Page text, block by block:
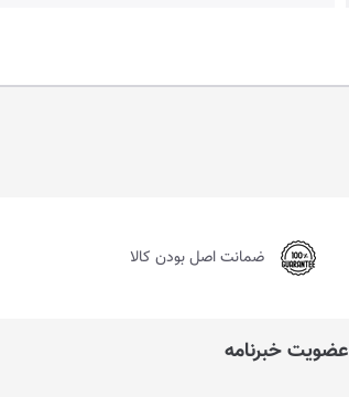
ضمانت اصل بودن کالا
عضویت خبرنامه